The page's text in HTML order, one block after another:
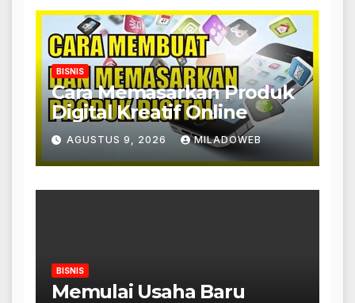
BISNIS
Cara Memasarkan Produk
Digital Kreatif Online
AGUSTUS 9, 2026 MILADOWEB
BISNIS
Memulai Usaha Baru